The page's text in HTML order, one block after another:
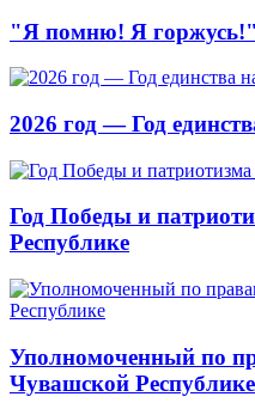
"Я помню! Я горжусь!"
2026 год — Год
Год Победы и
Республике
Уполномоченный по
Чувашской Республике